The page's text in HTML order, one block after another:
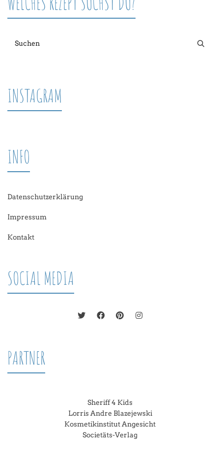
INSTAGRAM
INFO
Datenschutzerklärung
Impressum
Kontakt
SOCIAL MEDIA
PARTNER
Sheriff 4 Kids
Lorris Andre Blazejewski
Kosmetikinstitut Angesicht
Societäts-Verlag